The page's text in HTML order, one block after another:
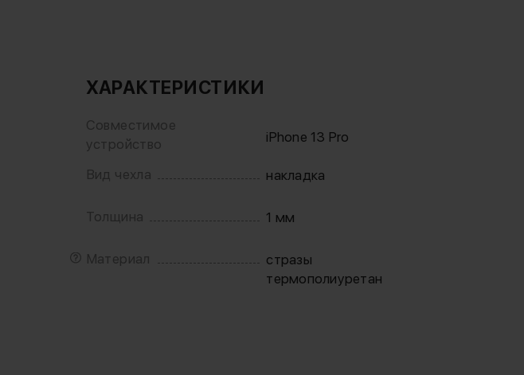
ХАРАКТЕРИСТИКИ
Совместимое
устройство
iPhone 13 Pro
Вид чехла накладка
Толщина 1 мм
Материал
стразы
термополиуретан